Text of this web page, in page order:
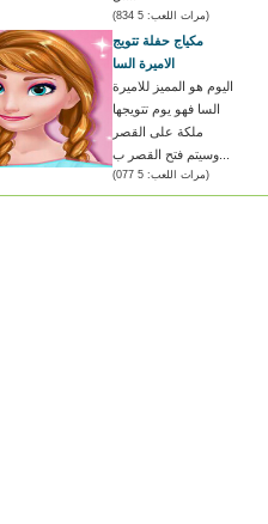
(مرات اللعب: 5 834)
مكياج حفلة تتويج
الاميرة السا
اليوم هو المميز للاميرة
السا فهو يوم تتويجها
ملكة على القصر
(مرات اللعب: 5 077)